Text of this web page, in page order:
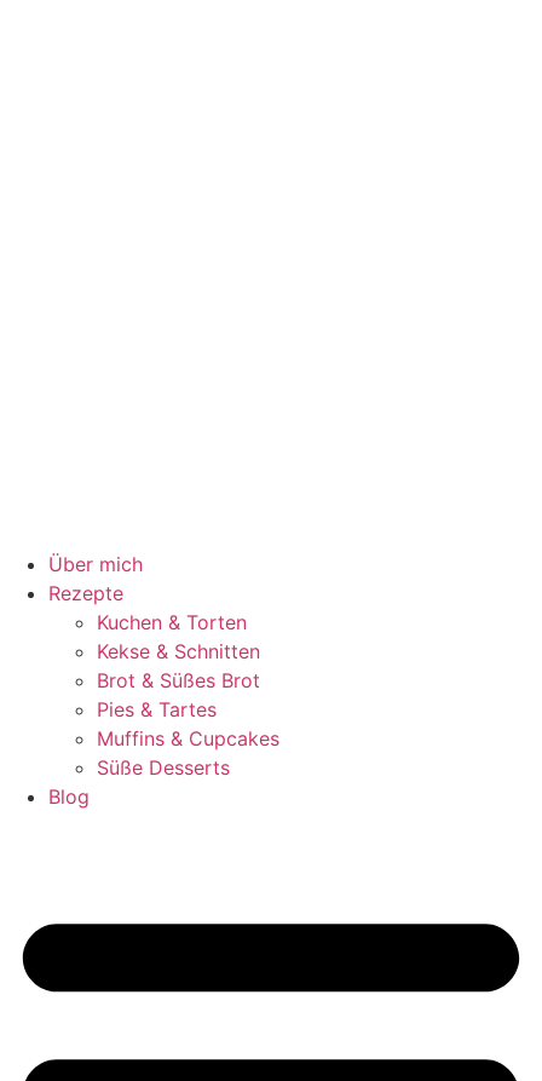
Über mich
Rezepte
Kuchen & Torten
Kekse & Schnitten
Brot & Süßes Brot
Pies & Tartes
Muffins & Cupcakes
Süße Desserts
Blog